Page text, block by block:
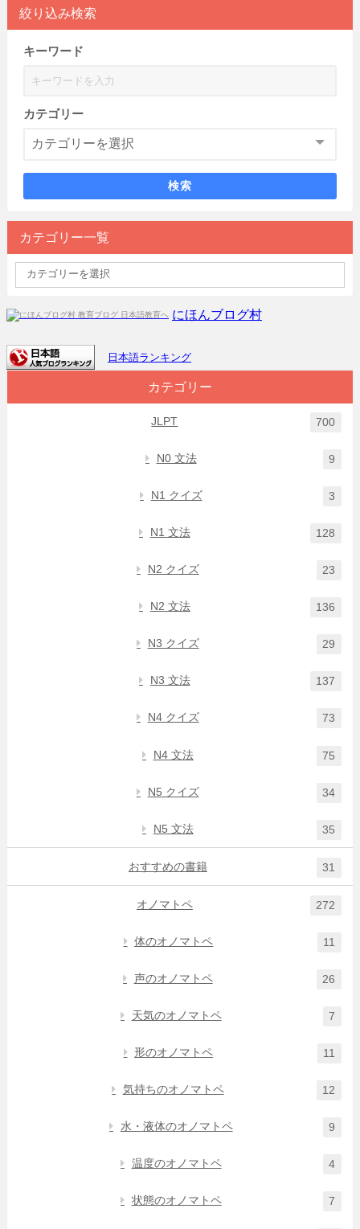
絞り込み検索
キーワード
カテゴリー
検索
カテゴリー一覧
にほんブログ村
日本語ランキング
カテゴリー
JLPT 700
N0 文法 9
N1 クイズ 3
N1 文法 128
N2 クイズ 23
N2 文法 136
N3 クイズ 29
N3 文法 137
N4 クイズ 73
N4 文法 75
N5 クイズ 34
N5 文法 35
おすすめの書籍 31
オノマトペ 272
体のオノマトペ 11
声のオノマトペ 26
天気のオノマトペ 7
形のオノマトペ 11
気持ちのオノマトペ 12
水・液体のオノマトペ 9
温度のオノマトペ 4
状態のオノマトペ 7